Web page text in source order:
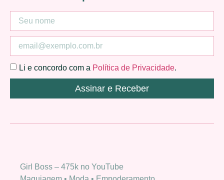
Girl Boss – 475k no YouTube
Li e concordo com a Política de Privacidade.
Assinar e Receber